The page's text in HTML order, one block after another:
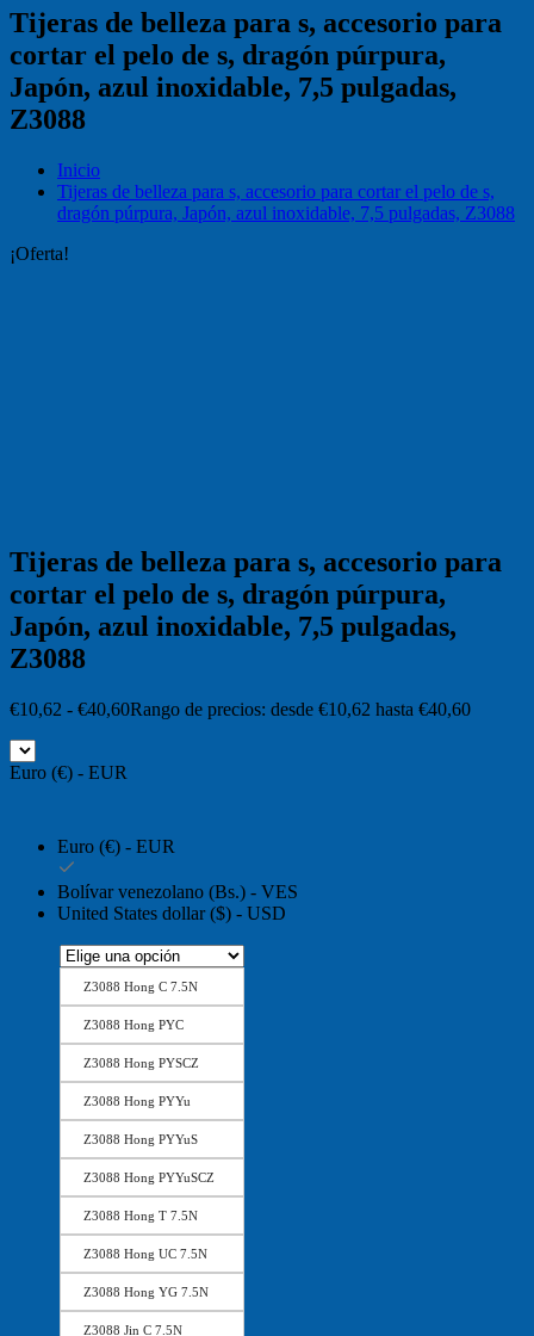
Tijeras de belleza para s, accesorio para
cortar el pelo de s, dragón púrpura,
Japón, azul inoxidable, 7,5 pulgadas,
Z3088
Inicio
Tijeras de belleza para s, accesorio para cortar el pelo de s,
dragón púrpura, Japón, azul inoxidable, 7,5 pulgadas, Z3088
¡Oferta!
Tijeras de belleza para s, accesorio para
cortar el pelo de s, dragón púrpura,
Japón, azul inoxidable, 7,5 pulgadas,
Z3088
€10,62 - €40,60Rango de precios: desde €10,62 hasta €40,60
Euro (€) - EUR
Euro (€) - EUR
Bolívar venezolano (Bs.) - VES
United States dollar ($) - USD
Z3088 Hong C 7.5N
Z3088 Hong PYC
Z3088 Hong PYSCZ
Z3088 Hong PYYu
Z3088 Hong PYYuS
Z3088 Hong PYYuSCZ
Z3088 Hong T 7.5N
Z3088 Hong UC 7.5N
Z3088 Hong YG 7.5N
Z3088 Jin C 7.5N